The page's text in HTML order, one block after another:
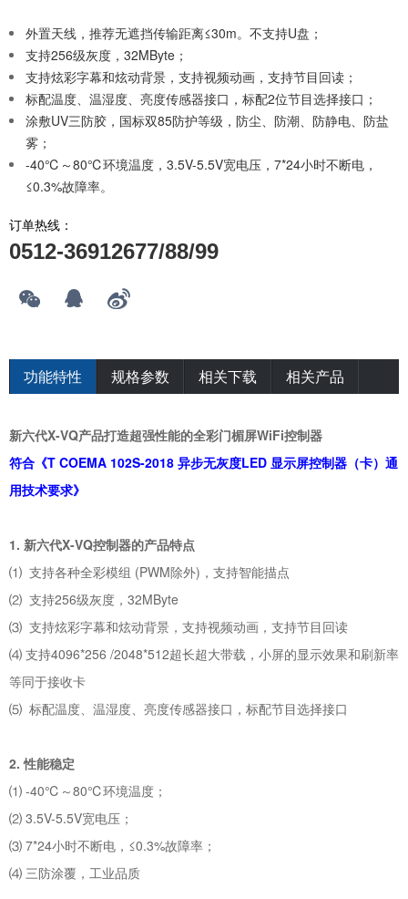
外置天线，推荐无遮挡传输距离≤30m。不支持U盘；
支持256级灰度，32MByte；
支持炫彩字幕和炫动背景，支持视频动画，支持节目回读；
标配温度、温湿度、亮度传感器接口，标配2位节目选择接口；
涂敷UV三防胶，国标双85防护等级，防尘、防潮、防静电、防盐
雾；
-40℃～80℃环境温度，3.5V-5.5V宽电压，7*24小时不断电，
≤0.3%故障率。
订单热线：
0512-36912677/88/99
功能特性 规格参数 相关下载 相关产品
新六代X-VQ产品打造超强性能的全彩门楣屏WiFi控制器
符合《T COEMA 102S-2018 异步无灰度LED 显示屏控制器（卡）通
用技术要求》
1. 新六代X-VQ控制器的产品特点
⑴ 支持各种全彩模组 (PWM除外)，支持智能描点
⑵ 支持256级灰度，32MByte
⑶ 支持炫彩字幕和炫动背景，支持视频动画，支持节目回读
⑷ 支持4096*256 /2048*512超长超大带载，小屏的显示效果和刷新率
等同于接收卡
⑸ 标配温度、温湿度、亮度传感器接口，标配节目选择接口
2. 性能稳定
⑴ -40℃～80℃环境温度；
⑵ 3.5V-5.5V宽电压；
⑶ 7*24小时不断电，≤0.3%故障率；
⑷ 三防涂覆，工业品质